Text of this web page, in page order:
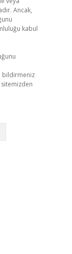
Ancak,
kabul
bildirmeniz